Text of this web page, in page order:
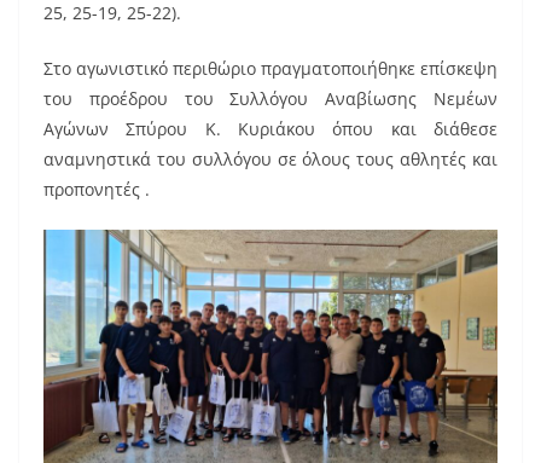
25, 25-19, 25-22).
Στο αγωνιστικό περιθώριο πραγματοποιήθηκε επίσκεψη
του προέδρου του Συλλόγου Αναβίωσης Νεμέων
Αγώνων Σπύρου Κ. Κυριάκου όπου και διάθεσε
αναμνηστικά του συλλόγου σε όλους τους αθλητές και
προπονητές .